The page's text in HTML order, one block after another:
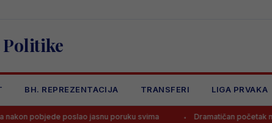
Politike
BH. REPREZENTACIJA TRANSFERI LIGA PRVAKA
poslao jasnu poruku svima Dramatičan početak nove sezone!